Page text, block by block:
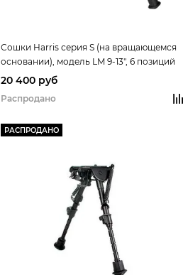
Сошки Harris серия S (на вращающемся
основании), модель LM 9-13", 6 позиций
20 400 руб
Распродано
РАСПРОДАНО